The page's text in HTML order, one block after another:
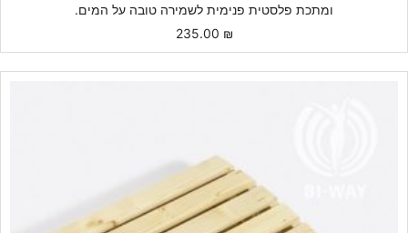
ומתכת פלסטית פנימית לשמירה טובה על המים.
235.00 ₪